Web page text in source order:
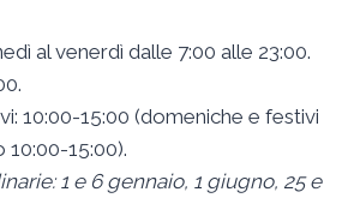
al venerdì dalle 7:00 alle 23:00.
10:00-15:00 (domeniche e festivi
10:00-15:00).
1 e 6 gennaio, 1 giugno, 25 e